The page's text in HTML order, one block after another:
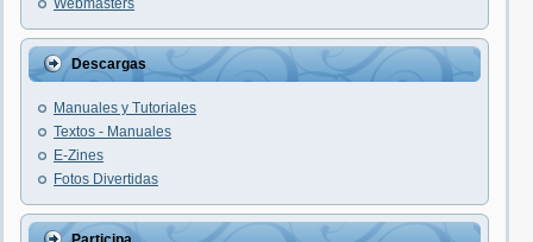
Webmasters
Descargas
Manuales y Tutoriales
Textos - Manuales
E-Zines
Fotos Divertidas